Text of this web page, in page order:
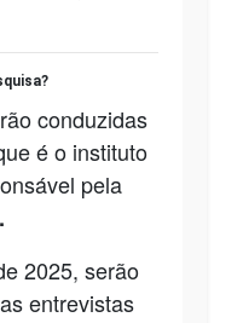
conduzidas
é o instituto
pela
.
2025, serão
entrevistas